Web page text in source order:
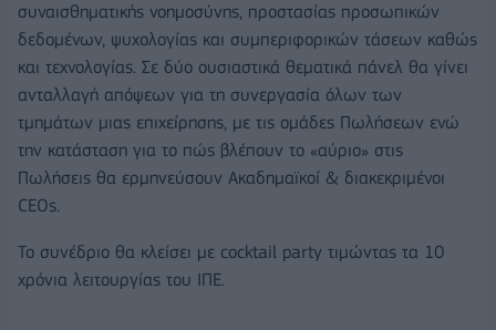
συναισθηματικής νοημοσύνης, προστασίας προσωπικών
δεδομένων, ψυχολογίας και συμπεριφορικών τάσεων καθώς
και τεχνολογίας. Σε δύο ουσιαστικά θεματικά πάνελ θα γίνει
ανταλλαγή απόψεων για τη συνεργασία όλων των
τμημάτων μιας επιχείρησης, με τις ομάδες Πωλήσεων ενώ
την κατάσταση για το πώς βλέπουν το «αύριο» στις
Πωλήσεις θα ερμηνεύσουν Ακαδημαϊκοί & διακεκριμένοι
CEOs.
Το συνέδριο θα κλείσει με cocktail party τιμώντας τα 10
χρόνια λειτουργίας του ΙΠΕ.